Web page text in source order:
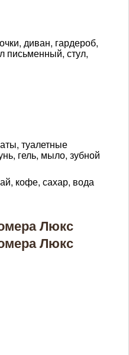
диван, гардероб,
письменный, стул,
туалетные
гель, мыло, зубной
кофе, сахар, вода